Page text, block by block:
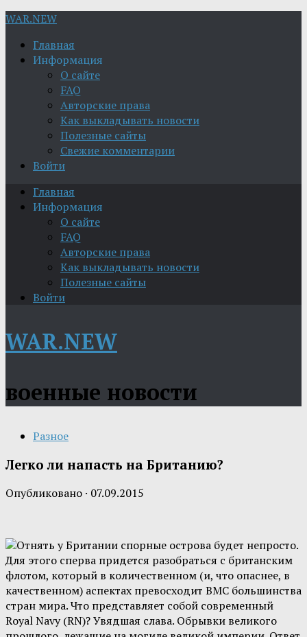
WAR.NEW
Главная
Информация
О сайте
FAQ
Авторские права
Как выкладывать новости
Полезные сайты
Свежие комментарии
Войти
Главная
Информация
О сайте
FAQ
Авторские права
Как выкладывать новости
Полезные сайты
Войти
WAR.NEW
военные новости
Разное
Легко ли напасть на Британию?
Опубликовано · 07.09.2015
Отнять у Британии спорные острова будет непросто.
Для этого сперва придется разобраться с британским
флотом, который в количественном (и, что опаснее, в
качественном) аспектах превосходит ВМС большинства
стран мира. Что представляет собой современный
Royal Navy (RN)? Увядшая слава. Обрывки великого